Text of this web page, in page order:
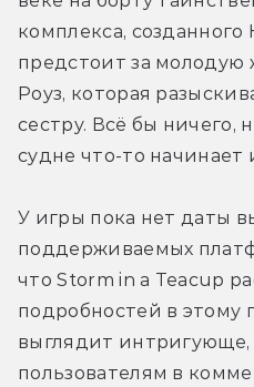
комплекса,
предстоит за молодую
Роуз, которая
сестру. Всё бы ничего,
судне что-то начинает
У игры пока нет даты
поддерживаемых
что Storm in a Teacup
подробностей в этому
выглядит
пользователям в